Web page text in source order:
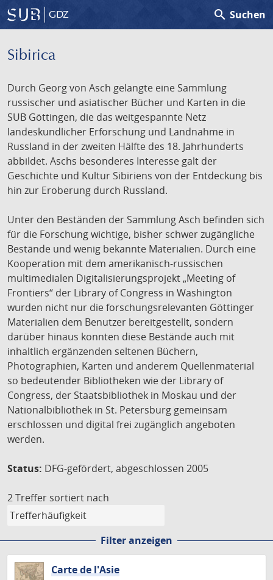
GDZ search Suchen
Sibirica
Durch Georg von Asch gelangte eine Sammlung
russischer und asiatischer Bücher und Karten in die
SUB Göttingen, die das weitgespannte Netz
landeskundlicher Erforschung und Landnahme in
Russland in der zweiten Hälfte des 18. Jahrhunderts
abbildet. Aschs besonderes Interesse galt der
Geschichte und Kultur Sibiriens von der Entdeckung bis
hin zur Eroberung durch Russland.
Unter den Beständen der Sammlung Asch befinden sich
für die Forschung wichtige, bisher schwer zugängliche
Bestände und wenig bekannte Materialien. Durch eine
Kooperation mit dem amerikanisch-russischen
multimedialen Digitalisierungsprojekt „Meeting of
Frontiers“ der Library of Congress in Washington
wurden nicht nur die forschungsrelevanten Göttinger
Materialien dem Benutzer bereitgestellt, sondern
darüber hinaus konnten diese Bestände auch mit
inhaltlich ergänzenden seltenen Büchern,
Photographien, Karten und anderem Quellenmaterial
so bedeutender Bibliotheken wie der Library of
Congress, der Staatsbibliothek in Moskau und der
Nationalbibliothek in St. Petersburg gemeinsam
erschlossen und digital frei zugänglich angeboten
werden.
Status: DFG-gefördert, abgeschlossen 2005
2 Treffer sortiert nach
Filter anzeigen
Carte de l'Asie